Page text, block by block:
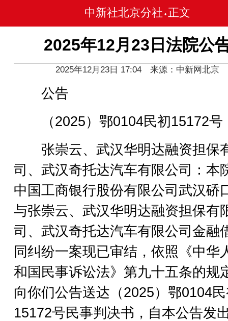
中新社北京分社 • 正文
2025年12月23日法院公
2025年12月23日 17:04 来源：中新网北京
公告
（2025）鄂0104民初15172号
张崇云、武汉华明达融资担保
司、武汉奇托达汽车有限公司：本
中国工商银行股份有限公司武汉硚
与张崇云、武汉华明达融资担保有
司、武汉奇托达汽车有限公司金融
同纠纷一案现已审结，依照《中华
和国民事诉讼法》第九十五条的规
向你们公告送达（2025）鄂0104
15172号民事判决书，自本公告发